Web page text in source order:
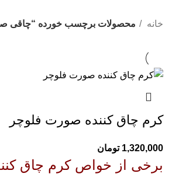
خانه محصولات برچسب خورده “چاقی
کرم چاق کننده صورت فلوچر
1,320,000 تومان
برخی از خواصکرم چاق